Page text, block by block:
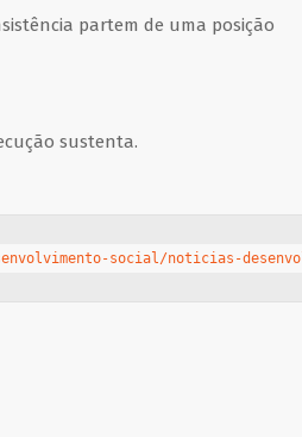
partem de uma posição
sustenta.
social/noticias-